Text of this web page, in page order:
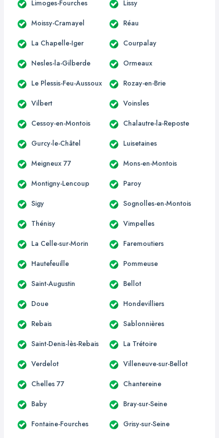
Limoges-Fourches Lissy
Moissy-Cramayel Réau
La Chapelle-Iger Courpalay
Nesles-la-Gilberde Ormeaux
Le Plessis-Feu-Aussoux Rozay-en-Brie
Vilbert Voinsles
Cessoy-en-Montois Chalautre-la-Reposte
Gurcy-le-Châtel Luisetaines
Meigneux 77 Mons-en-Montois
Montigny-Lencoup Paroy
Sigy Sognolles-en-Montois
Thénisy Vimpelles
La Celle-sur-Morin Faremoutiers
Hautefeuille Pommeuse
Saint-Augustin Bellot
Doue Hondevilliers
Rebais Sablonnières
Saint-Denis-lès-Rebais La Trétoire
Verdelot Villeneuve-sur-Bellot
Chelles 77 Chantereine
Baby Bray-sur-Seine
Fontaine-Fourches Grisy-sur-Seine